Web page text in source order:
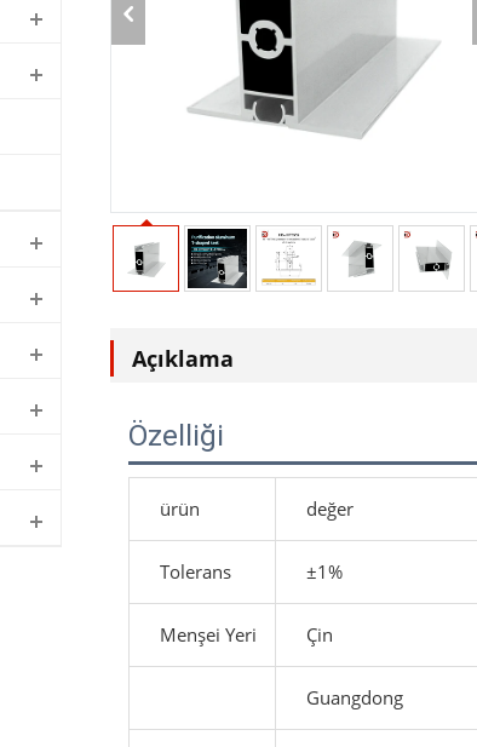
Açıklama
Özelliği
ürün değer
Tolerans ±1%
Menşei Yeri Çin
Guangdong